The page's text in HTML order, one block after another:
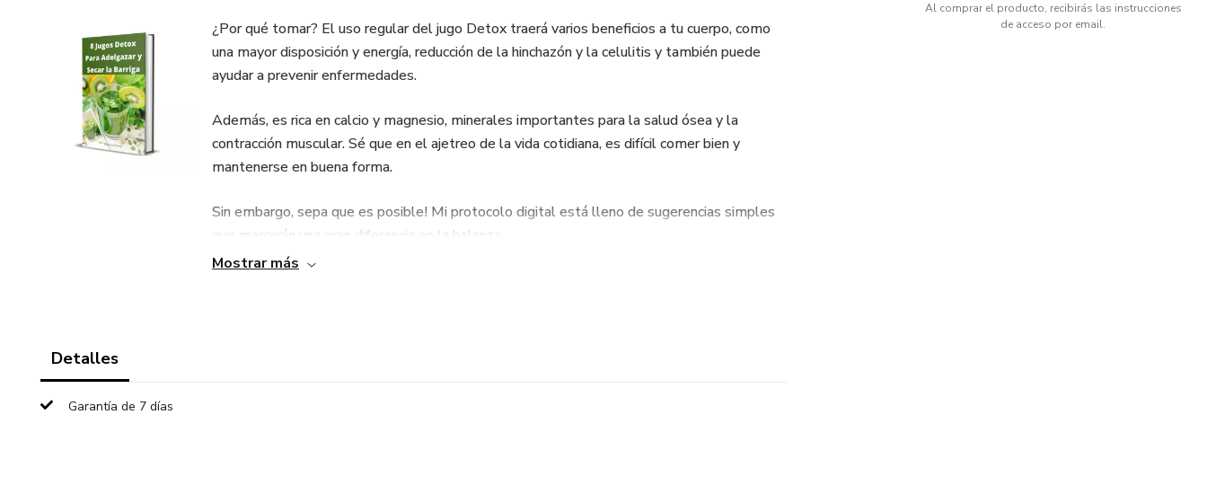
¿Por qué tomar? El uso regular del jugo Detox traerá varios beneficios a tu cuerpo, como
una mayor disposición y energía, reducción de la hinchazón y la celulitis y también puede
ayudar a prevenir enfermedades.
Además, es rica en calcio y magnesio, minerales importantes para la salud ósea y la
contracción muscular. Sé que en el ajetreo de la vida cotidiana, es difícil comer bien y
mantenerse en buena forma.
Sin embargo, sepa que es posible! Mi protocolo digital está lleno de sugerencias simples
que marcarán una gran diferencia en la balanza.
Mostrar más
Detalles
Garantía de 7 días
Al comprar el producto, recibirás las instrucciones
de acceso por email.